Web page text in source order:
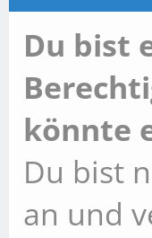
Du bist
könnte
Du bist
an und